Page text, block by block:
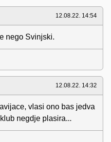
12.08.22. 14:54
nego Svinjski.
12.08.22. 14:32
vlasi ono bas jedva
negdje plasira...